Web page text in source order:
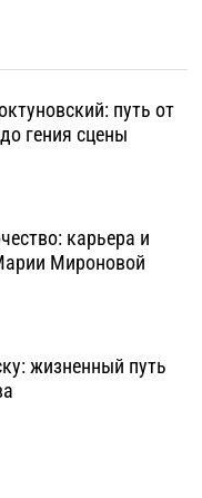
путь от
гения сцены
карьера и
Мироновой
жизненный путь